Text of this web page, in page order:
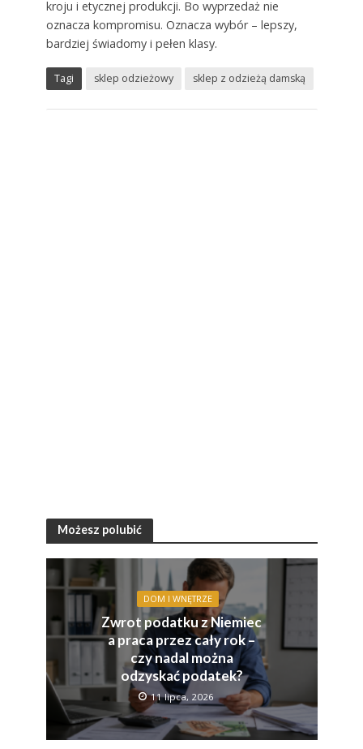
kroju i etycznej produkcji. Bo wyprzedaż nie
oznacza kompromisu. Oznacza wybór – lepszy,
bardziej świadomy i pełen klasy.
Tagi sklep odzieżowy sklep z odzieżą damską
Możesz polubić
DOM I WNĘTRZE
Zwrot podatku z Niemiec
a praca przez cały rok –
czy nadal można
odzyskać podatek?
11 lipca, 2026